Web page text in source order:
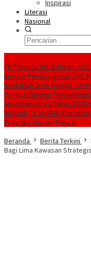
Inspirasi
Literasi
Nasional
78 Pemuda Dikukuhkan,
Inovasi Pembangunan UHC
Keaktifan BPJS hingga 100
Perkuat Sinergi
Maladministrasi Tahun 2026
Mulyadi PT ANTAM
Program Mandiri Pangan
Beranda
Berita Terkini
Bagi Lima Kawasan